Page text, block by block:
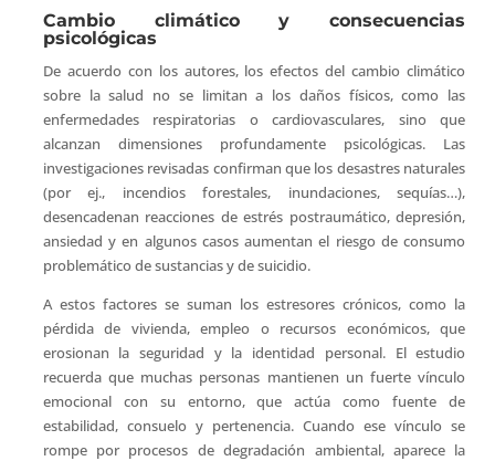
Cambio climático y consecuencias
psicológicas
De acuerdo con los autores, los efectos del cambio climático
sobre la salud no se limitan a los daños físicos, como las
enfermedades respiratorias o cardiovasculares, sino que
alcanzan dimensiones profundamente psicológicas. Las
investigaciones revisadas confirman que los desastres naturales
(por ej., incendios forestales, inundaciones, sequías…),
desencadenan reacciones de estrés postraumático, depresión,
ansiedad y en algunos casos aumentan el riesgo de consumo
problemático de sustancias y de suicidio.
A estos factores se suman los estresores crónicos, como la
pérdida de vivienda, empleo o recursos económicos, que
erosionan la seguridad y la identidad personal. El estudio
recuerda que muchas personas mantienen un fuerte vínculo
emocional con su entorno, que actúa como fuente de
estabilidad, consuelo y pertenencia. Cuando ese vínculo se
rompe por procesos de degradación ambiental, aparece la